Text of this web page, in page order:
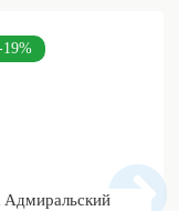
Адмиральский